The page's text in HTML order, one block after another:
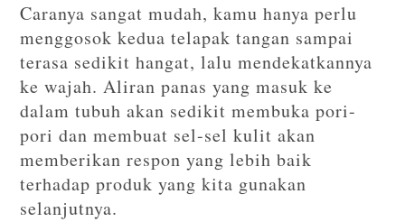
Caranya sangat mudah, kamu hanya perlu
menggosok kedua telapak tangan sampai
terasa sedikit hangat, lalu mendekatkannya
ke wajah. Aliran panas yang masuk ke
dalam tubuh akan sedikit membuka pori-
pori dan membuat sel-sel kulit akan
memberikan respon yang lebih baik
terhadap produk yang kita gunakan
selanjutnya.